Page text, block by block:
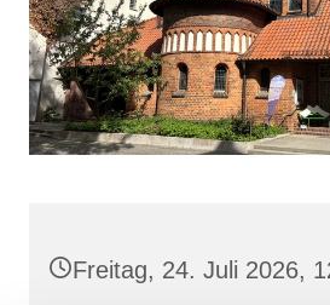
Freitag, 24. Juli 2026,